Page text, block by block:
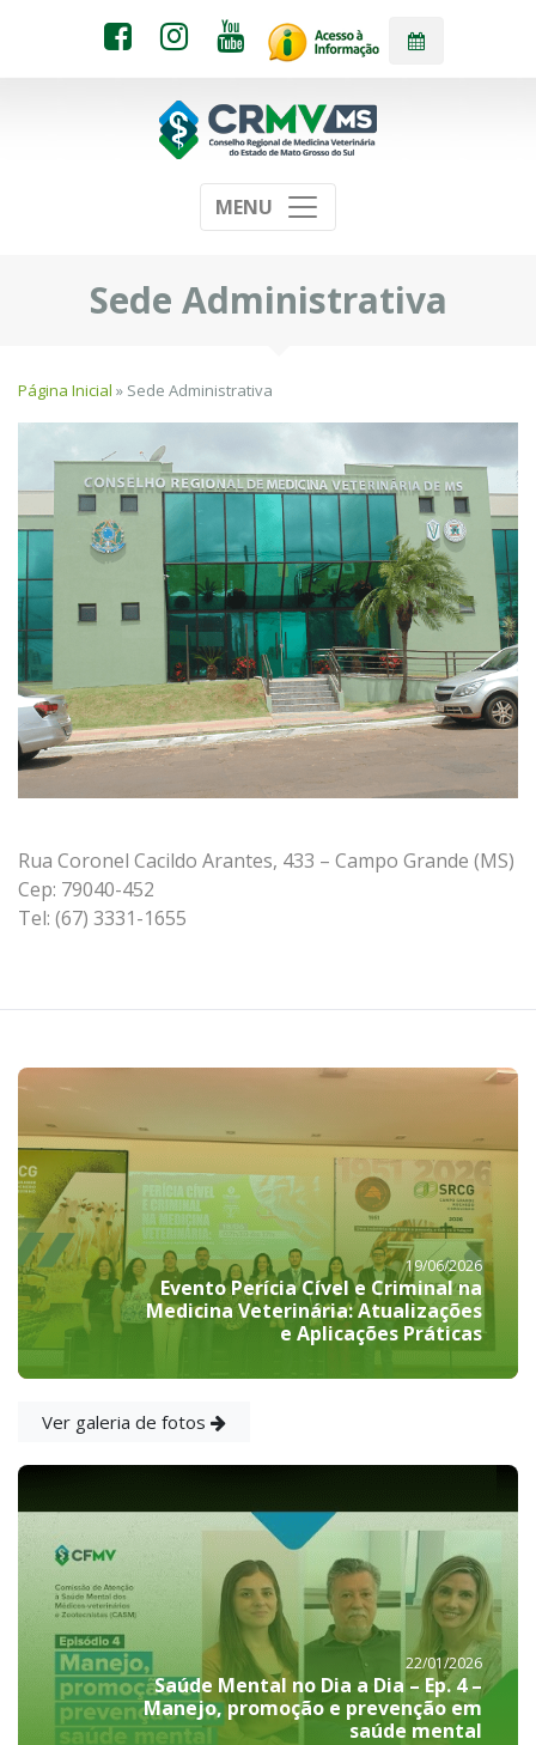
MENU
Sede Administrativa
Página Inicial » Sede Administrativa
Rua Coronel Cacildo Arantes, 433 – Campo Grande (MS)
Cep: 79040-452
Tel: (67) 3331-1655
19/06/2026
Evento Perícia Cível e Criminal na
Medicina Veterinária: Atualizações
e Aplicações Práticas
Ver galeria de fotos
22/01/2026
Saúde Mental no Dia a Dia – Ep. 4 –
Manejo, promoção e prevenção em
saúde mental